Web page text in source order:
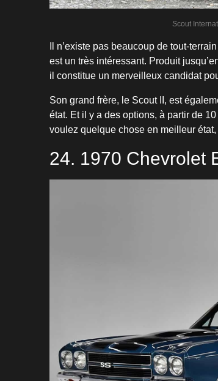
Scout
Il n’existe pas beaucoup de tout-
est un très intéressant. Produit
il constitue un merveilleux candidat
Son grand frère, le Scout II, est
état. Et il y a des options, à partir de
voulez quelque chose en meilleur
24. 1970 Chevrolet